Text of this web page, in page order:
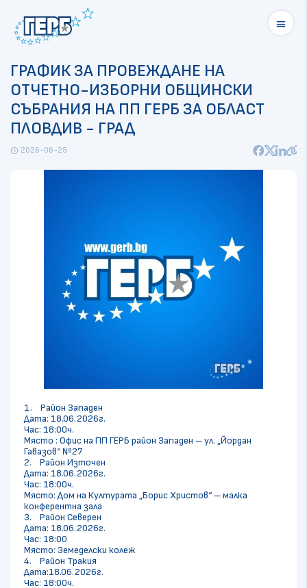
menu
ГРАФИК ЗА ПРОВЕЖДАНЕ НА
ОТЧЕТНО-ИЗБОРНИ ОБЩИНСКИ
СЪБРАНИЯ НА ПП ГЕРБ ЗА ОБЛАСТ
ПЛОВДИВ - ГРАД
schedule 2026-06-25
1. Район Западен
Дата: 18.06.2026г.
Час: 18:00ч.
Място : Офис на ПП ГЕРБ район Западен – ул. „Йордан
Гавазов“ №27
2. Район Източен
Дата: 18.06.2026г.
Час: 18:00ч.
Място: Дом на Културата „Борис Христов“ – малка
конферентна зала
3. Район Северен
Дата: 18.06.2026г.
Час: 18:00
Място: Земеделски колеж
4. Район Тракия
Дата:18.06.2026г.
Час: 18:00ч.